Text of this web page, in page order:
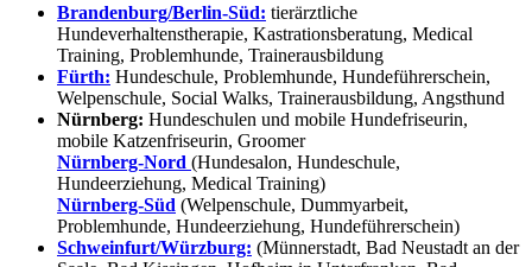
Brandenburg/Berlin-Süd: tierärztliche
Hundeverhaltenstherapie, Kastrationsberatung, Medical
Training, Problemhunde, Trainerausbildung
Fürth: Hundeschule, Problemhunde, Hundeführerschein,
Welpenschule, Social Walks, Trainerausbildung, Angsthund
Nürnberg: Hundeschulen und mobile Hundefriseurin,
mobile Katzenfriseurin, Groomer
Nürnberg-Nord (Hundesalon, Hundeschule,
Hundeerziehung, Medical Training)
Nürnberg-Süd (Welpenschule, Dummyarbeit,
Problemhunde, Hundeerziehung, Hundeführerschein)
Schweinfurt/Würzburg: (Münnerstadt, Bad Neustadt an der